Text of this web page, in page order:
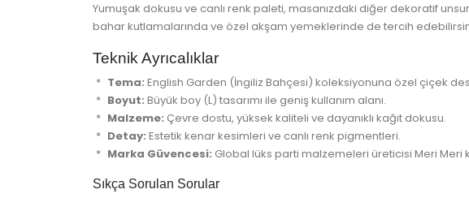
Yumuşak dokusu ve canlı renk paleti, masanızdaki diğer dekoratif
bahar kutlamalarında ve özel akşam yemeklerinde de tercih
Teknik Ayrıcalıklar
Tema: English Garden (İngiliz Bahçesi) koleksiyonuna özel çiçek
Boyut: Büyük boy (L) tasarımı ile geniş kullanım alanı.
Malzeme: Çevre dostu, yüksek kaliteli ve dayanıklı kağıt dokusu.
Detay: Estetik kenar kesimleri ve canlı renk pigmentleri.
Marka Güvencesi: Global lüks parti malzemeleri üreticisi Meri Meri
Sıkça Sorulan Sorular